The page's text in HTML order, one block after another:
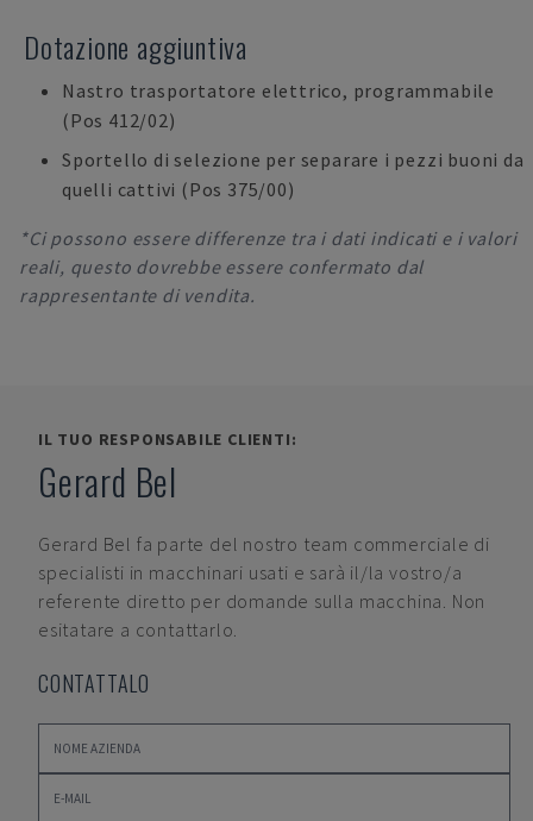
Dotazione aggiuntiva
Nastro trasportatore elettrico, programmabile
(Pos 412/02)
Sportello di selezione per separare i pezzi buoni da
quelli cattivi (Pos 375/00)
*Ci possono essere differenze tra i dati indicati e i valori
reali, questo dovrebbe essere confermato dal
rappresentante di vendita.
IL TUO RESPONSABILE CLIENTI:
Gerard Bel
Gerard Bel fa parte del nostro team commerciale di
specialisti in macchinari usati e sarà il/la vostro/a
referente diretto per domande sulla macchina. Non
esitatare a contattarlo.
CONTATTALO